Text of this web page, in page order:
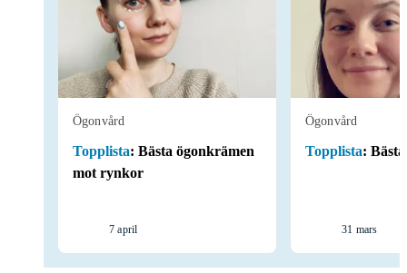
Ögonvård
Topplista: Bästa ögonkrämen
mot rynkor
7 april
Ögonvård
Topplista:
31 mars